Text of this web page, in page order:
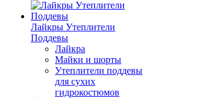
Лайкры Утеплители
Поддевы
Лайкра
Майки и шорты
Утеплители поддевы
для сухих
гидрокостюмов